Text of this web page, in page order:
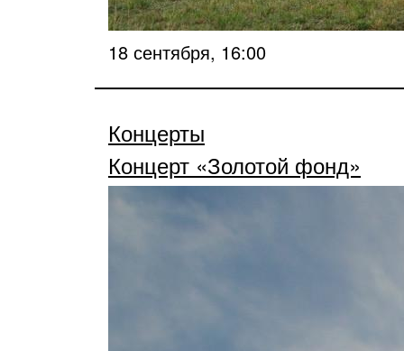
18 сентября, 16:00
Концерты
Концерт «Золотой фонд»